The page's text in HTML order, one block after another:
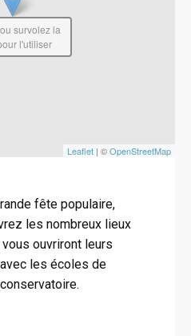
Leaflet | ©OpenStreetMap
survolez la
l'utiliser
fête populaire,
les nombreux lieux
ouvriront leurs
les écoles de